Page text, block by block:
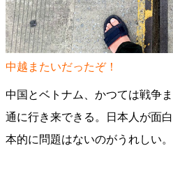
中越またいだったぞ！
中国とベトナム、かつては戦争
通に行き来できる。日本人が面
本的に問題はないのがうれしい。